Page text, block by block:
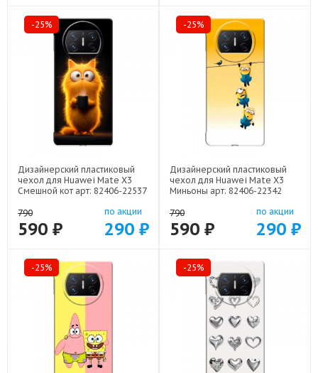
-25%
Дизайнерский пластиковый
чехол для Huawei Mate X3
Смешной кот арт: 82406-22537
790
590 ₽
по акции
290 ₽
-25%
Дизайнерский пластиковый
чехол для Huawei Mate X3
Миньоны арт: 82406-22342
790
590 ₽
по акции
290 ₽
-25% -25%